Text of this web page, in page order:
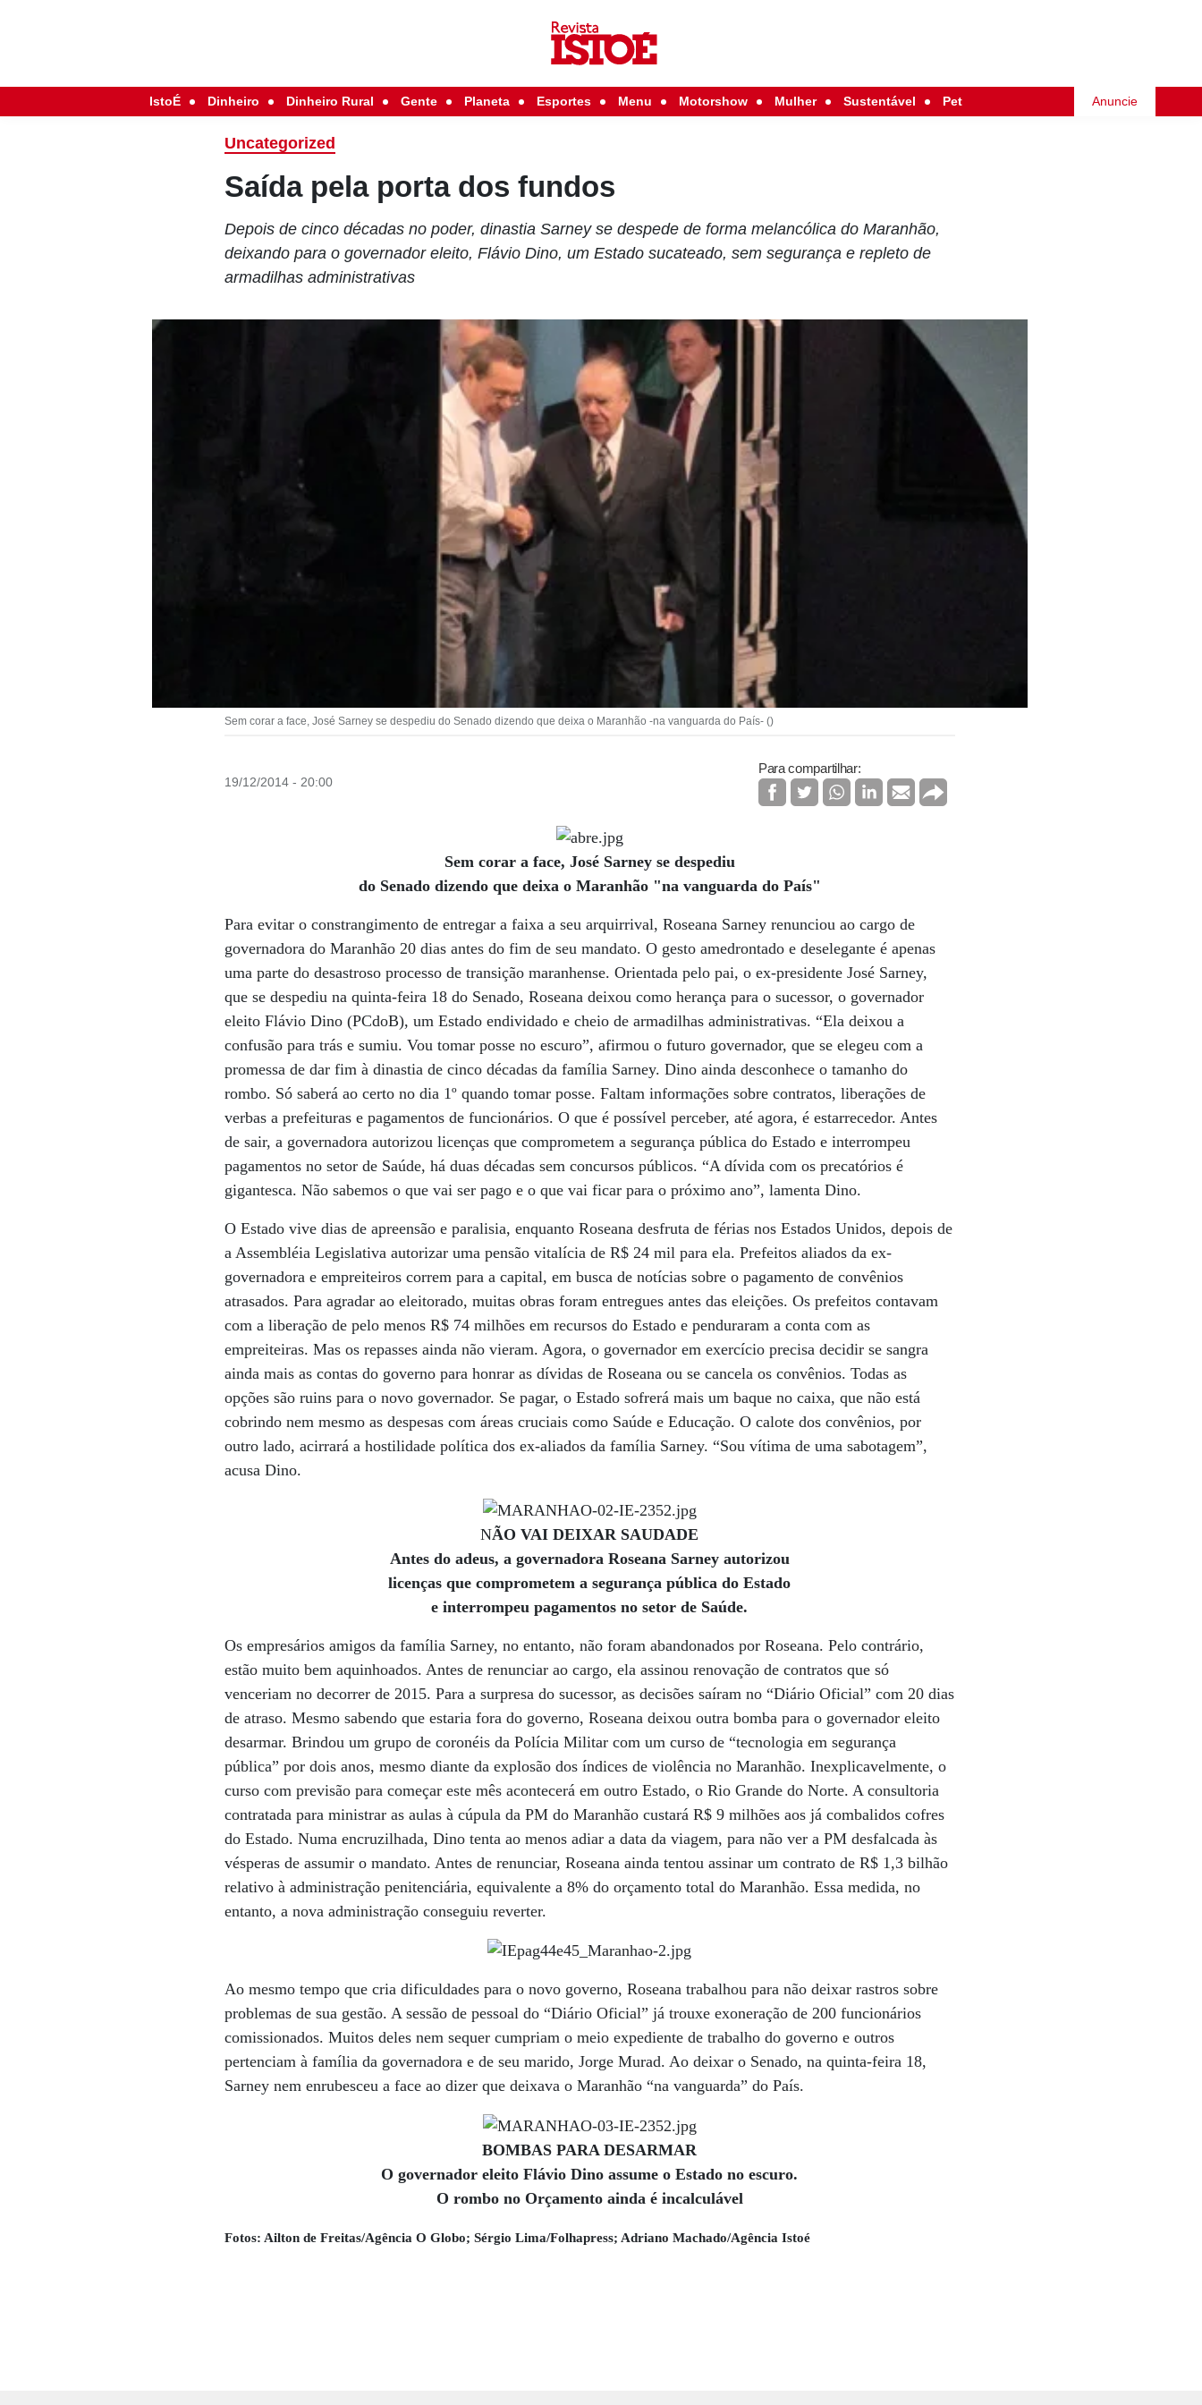
IstoÉ Dinheiro Dinheiro Rural Gente Planeta Esportes Menu Motorshow Mulher Sustentável Pet Anuncie
Uncategorized
Saída pela porta dos fundos
Depois de cinco décadas no poder, dinastia Sarney se despede de forma melancólica do Maranhão,
deixando para o governador eleito, Flávio Dino, um Estado sucateado, sem segurança e repleto de
armadilhas administrativas
Sem corar a face, José Sarney se despediu do Senado dizendo que deixa o Maranhão -na vanguarda do País- ()
19/12/2014 - 20:00
Para compartilhar:
Sem corar a face, José Sarney se despediu
do Senado dizendo que deixa o Maranhão "na vanguarda do País"
Para evitar o constrangimento de entregar a faixa a seu arquirrival, Roseana Sarney renunciou ao cargo de
governadora do Maranhão 20 dias antes do fim de seu mandato. O gesto amedrontado e deselegante é apenas
uma parte do desastroso processo de transição maranhense. Orientada pelo pai, o ex-presidente José Sarney,
que se despediu na quinta-feira 18 do Senado, Roseana deixou como herança para o sucessor, o governador
eleito Flávio Dino (PCdoB), um Estado endividado e cheio de armadilhas administrativas. “Ela deixou a
confusão para trás e sumiu. Vou tomar posse no escuro”, afirmou o futuro governador, que se elegeu com a
promessa de dar fim à dinastia de cinco décadas da família Sarney. Dino ainda desconhece o tamanho do
rombo. Só saberá ao certo no dia 1º quando tomar posse. Faltam informações sobre contratos, liberações de
verbas a prefeituras e pagamentos de funcionários. O que é possível perceber, até agora, é estarrecedor. Antes
de sair, a governadora autorizou licenças que comprometem a segurança pública do Estado e interrompeu
pagamentos no setor de Saúde, há duas décadas sem concursos públicos. “A dívida com os precatórios é
gigantesca. Não sabemos o que vai ser pago e o que vai ficar para o próximo ano”, lamenta Dino.
O Estado vive dias de apreensão e paralisia, enquanto Roseana desfruta de férias nos Estados Unidos, depois de
a Assembléia Legislativa autorizar uma pensão vitalícia de R$ 24 mil para ela. Prefeitos aliados da ex-
governadora e empreiteiros correm para a capital, em busca de notícias sobre o pagamento de convênios
atrasados. Para agradar ao eleitorado, muitas obras foram entregues antes das eleições. Os prefeitos contavam
com a liberação de pelo menos R$ 74 milhões em recursos do Estado e penduraram a conta com as
empreiteiras. Mas os repasses ainda não vieram. Agora, o governador em exercício precisa decidir se sangra
ainda mais as contas do governo para honrar as dívidas de Roseana ou se cancela os convênios. Todas as
opções são ruins para o novo governador. Se pagar, o Estado sofrerá mais um baque no caixa, que não está
cobrindo nem mesmo as despesas com áreas cruciais como Saúde e Educação. O calote dos convênios, por
outro lado, acirrará a hostilidade política dos ex-aliados da família Sarney. “Sou vítima de uma sabotagem”,
acusa Dino.
NÃO VAI DEIXAR SAUDADE
Antes do adeus, a governadora Roseana Sarney autorizou
licenças que comprometem a segurança pública do Estado
e interrompeu pagamentos no setor de Saúde.
Os empresários amigos da família Sarney, no entanto, não foram abandonados por Roseana. Pelo contrário,
estão muito bem aquinhoados. Antes de renunciar ao cargo, ela assinou renovação de contratos que só
venceriam no decorrer de 2015. Para a surpresa do sucessor, as decisões saíram no “Diário Oficial” com 20 dias
de atraso. Mesmo sabendo que estaria fora do governo, Roseana deixou outra bomba para o governador eleito
desarmar. Brindou um grupo de coronéis da Polícia Militar com um curso de “tecnologia em segurança
pública” por dois anos, mesmo diante da explosão dos índices de violência no Maranhão. Inexplicavelmente, o
curso com previsão para começar este mês acontecerá em outro Estado, o Rio Grande do Norte. A consultoria
contratada para ministrar as aulas à cúpula da PM do Maranhão custará R$ 9 milhões aos já combalidos cofres
do Estado. Numa encruzilhada, Dino tenta ao menos adiar a data da viagem, para não ver a PM desfalcada às
vésperas de assumir o mandato. Antes de renunciar, Roseana ainda tentou assinar um contrato de R$ 1,3 bilhão
relativo à administração penitenciária, equivalente a 8% do orçamento total do Maranhão. Essa medida, no
entanto, a nova administração conseguiu reverter.
Ao mesmo tempo que cria dificuldades para o novo governo, Roseana trabalhou para não deixar rastros sobre
problemas de sua gestão. A sessão de pessoal do “Diário Oficial” já trouxe exoneração de 200 funcionários
comissionados. Muitos deles nem sequer cumpriam o meio expediente de trabalho do governo e outros
pertenciam à família da governadora e de seu marido, Jorge Murad. Ao deixar o Senado, na quinta-feira 18,
Sarney nem enrubesceu a face ao dizer que deixava o Maranhão “na vanguarda” do País.
BOMBAS PARA DESARMAR
O governador eleito Flávio Dino assume o Estado no escuro.
O rombo no Orçamento ainda é incalculável
Fotos: Ailton de Freitas/Agência O Globo; Sérgio Lima/Folhapress; Adriano Machado/Agência Istoé